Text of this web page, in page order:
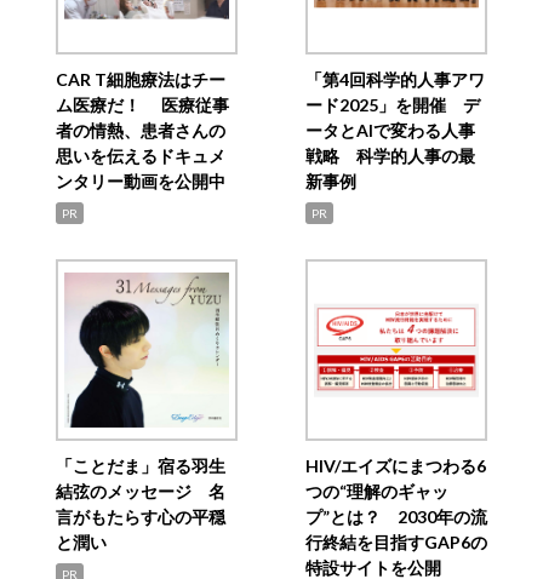
CAR T細胞療法はチー
ム医療だ！ 医療従事
者の情熱、患者さんの
思いを伝えるドキュメ
ンタリー動画を公開中
PR
「第4回科学的人事アワ
ード2025」を開催 デ
ータとAIで変わる人事
戦略 科学的人事の最
新事例
PR
「ことだま」宿る羽生
結弦のメッセージ 名
言がもたらす心の平穏
と潤い
PR
HIV/エイズにまつわる6
つの“理解のギャッ
プ”とは？ 2030年の流
行終結を目指すGAP6の
特設サイトを公開